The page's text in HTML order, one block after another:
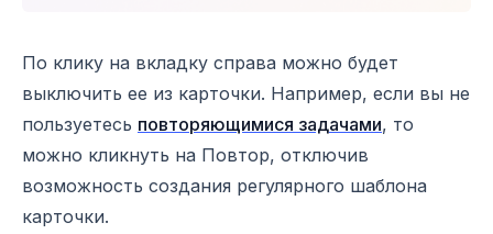
По клику на вкладку справа можно будет
выключить ее из карточки. Например, если вы не
пользуетесь повторяющимися задачами, то
можно кликнуть на Повтор, отключив
возможность создания регулярного шаблона
карточки.